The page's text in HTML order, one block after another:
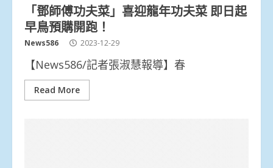
「鄧師傅功夫菜」喜迎龍年功夫菜 即日起
早鳥預購開跑！
News586 2023-12-29
【News586/記者張淑慧報導】春
Read More